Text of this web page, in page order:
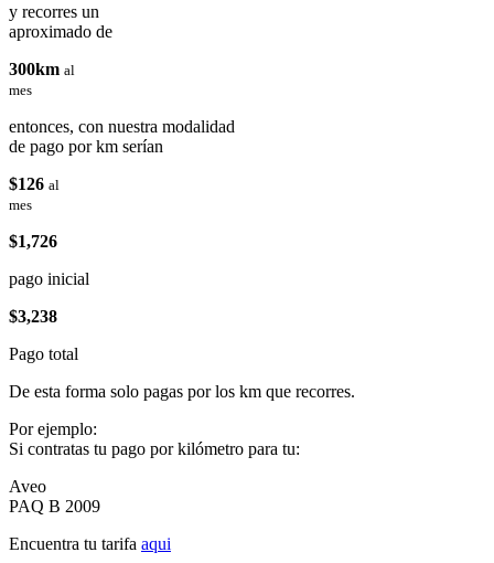
y recorres un
aproximado de
300km al
mes
entonces, con nuestra modalidad
de pago por km serían
$126 al
mes
$1,726
pago inicial
$3,238
Pago total
De esta forma solo pagas por los km que recorres.
Por ejemplo:
Si contratas tu pago por kilómetro para tu:
Aveo
PAQ B 2009
Encuentra tu tarifa aqui